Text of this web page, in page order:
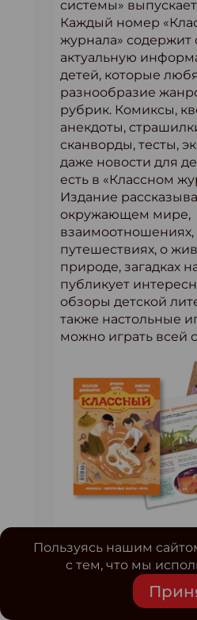
системы» выпускает
Каждый номер
журнала» содержит
актуальную
детей, которые
разнообразие
рубрик. Комиксы,
анекдоты,
сканворды, тесты,
даже новости для
есть в «Классном
Издание
окружающем мире,
взаимоотношениях,
путешествиях, о
природе, загадках
публикует
обзоры детской
также настольные
можно играть всей
книги для
«Рассказы о Ромке
романов «Твоими
«Путешествие
Пользуясь нашим
с тем, что мы